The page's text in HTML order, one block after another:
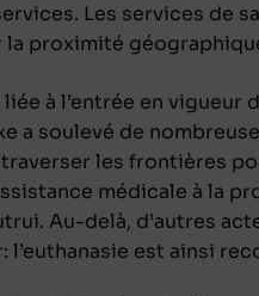
Les services de
proximité
à l’entrée en vigueur
a soulevé de
les frontières
médicale à la
Au-delà, d’autres
l’euthanasie est ainsi